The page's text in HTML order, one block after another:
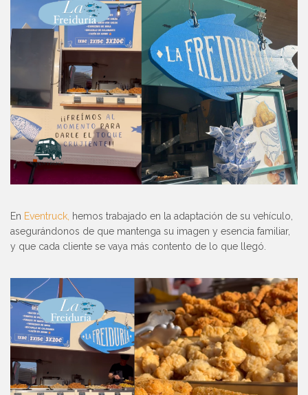
En Eventruck, hemos trabajado en la adaptación de su vehículo,
asegurándonos de que mantenga su imagen y esencia familiar,
y que cada cliente se vaya más contento de lo que llegó.